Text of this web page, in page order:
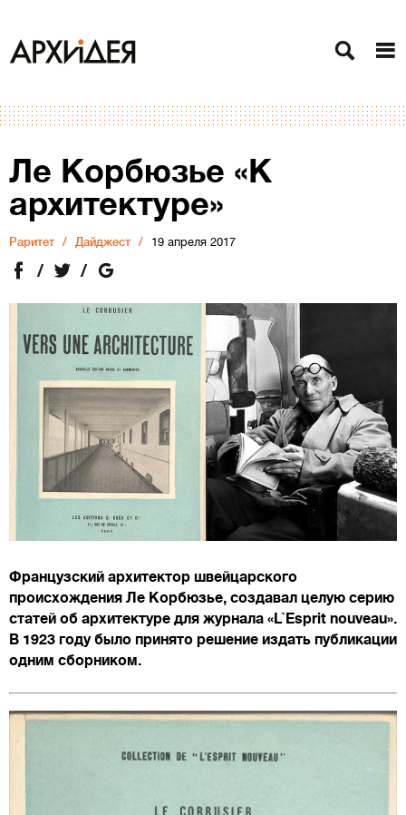
Ле Корбюзье «К
архитектуре»
Раритет Дайджест 19 апреля 2017
Французский архитектор швейцарского
происхождения Ле Корбюзье, создавал целую серию
статей об архитектуре для журнала «L`Esprit nouveau».
В 1923 году было принято решение издать публикации
одним сборником.